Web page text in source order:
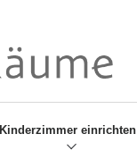
Kinderzimmer einrichten